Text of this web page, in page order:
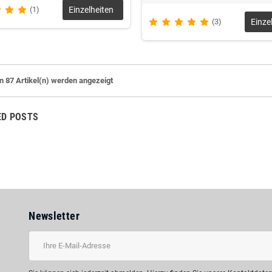
(1) Einzelheiten
(3)
87 Artikel(n) werden angezeigt
POSTS
Newsletter